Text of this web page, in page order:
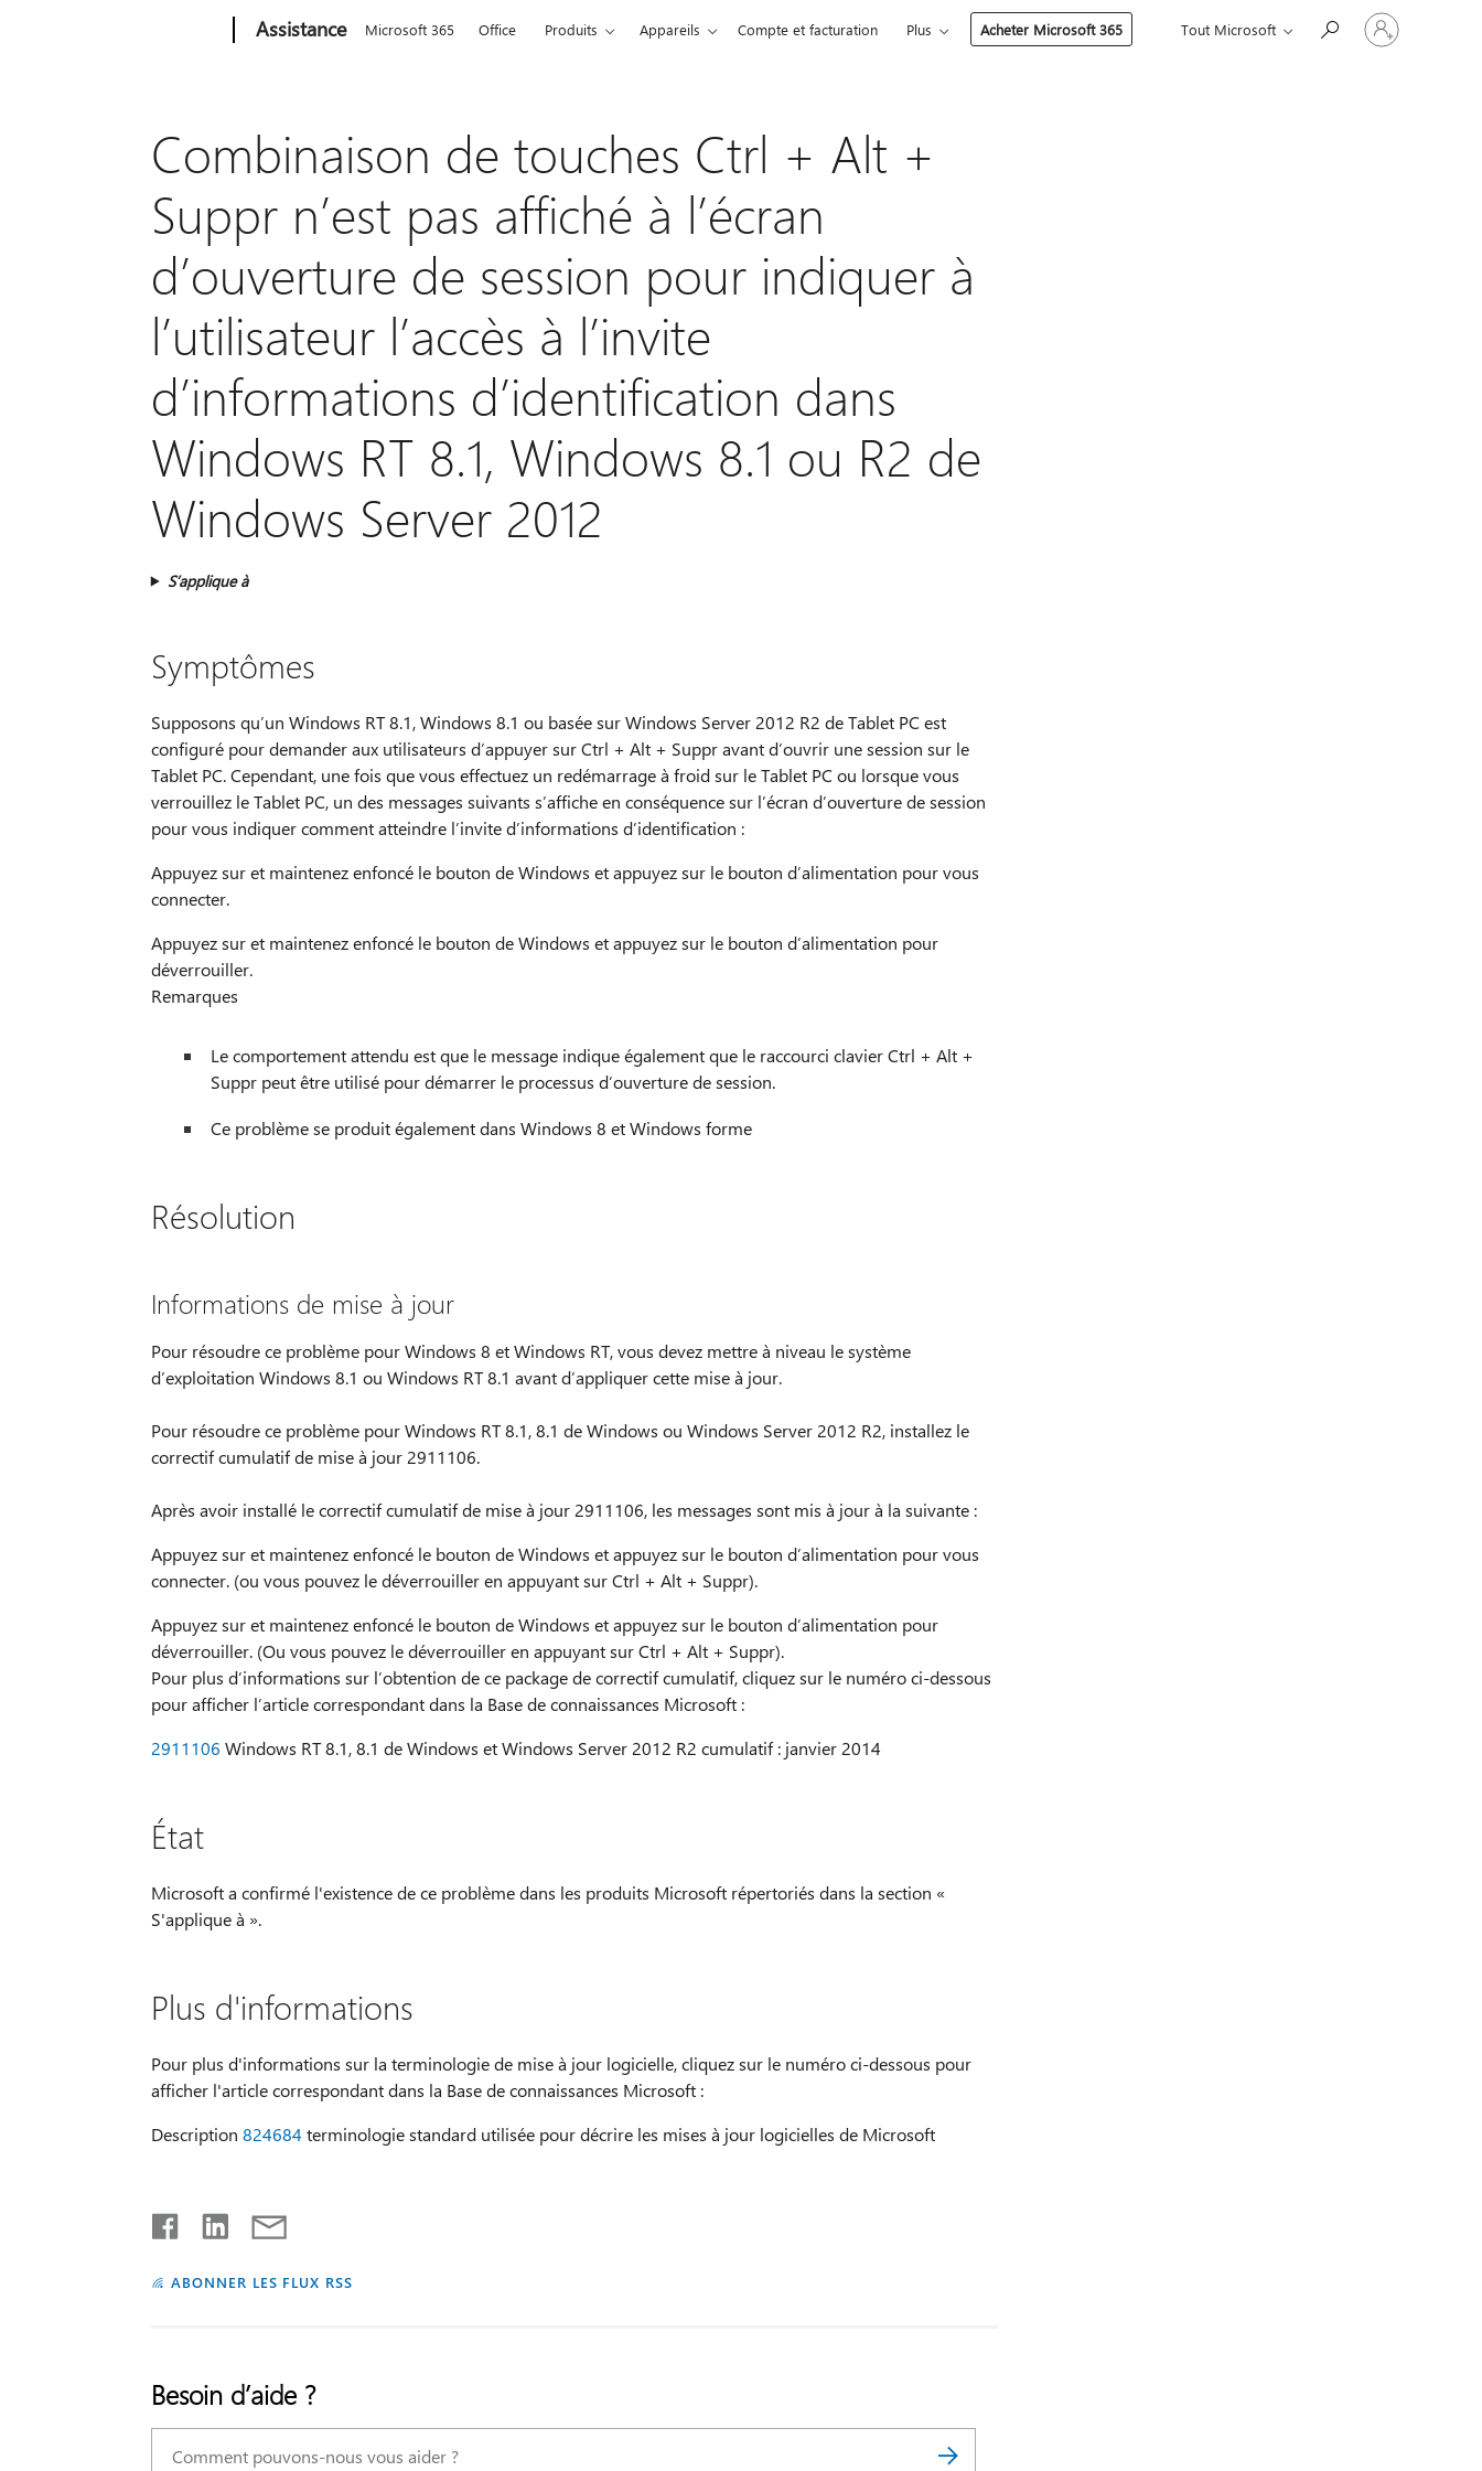
Assistance Microsoft 365 Office Produits Appareils Compte et facturation Plus Acheter Microsoft 365 Tout Microsoft
Connectez-
vous
Combinaison de touches Ctrl + Alt +
Suppr n’est pas affiché à l’écran
d’ouverture de session pour indiquer à
l’utilisateur l’accès à l’invite
d’informations d’identification dans
Windows RT 8.1, Windows 8.1 ou R2 de
Windows Server 2012
S’applique à
Symptômes
Supposons qu’un Windows RT 8.1, Windows 8.1 ou basée sur Windows Server 2012 R2 de Tablet PC est
configuré pour demander aux utilisateurs d’appuyer sur Ctrl + Alt + Suppr avant d’ouvrir une session sur le
Tablet PC. Cependant, une fois que vous effectuez un redémarrage à froid sur le Tablet PC ou lorsque vous
verrouillez le Tablet PC, un des messages suivants s’affiche en conséquence sur l’écran d’ouverture de session
pour vous indiquer comment atteindre l’invite d’informations d’identification :
Appuyez sur et maintenez enfoncé le bouton de Windows et appuyez sur le bouton d’alimentation pour vous
connecter.
Appuyez sur et maintenez enfoncé le bouton de Windows et appuyez sur le bouton d’alimentation pour
déverrouiller.
Remarques
Le comportement attendu est que le message indique également que le raccourci clavier Ctrl + Alt +
Suppr peut être utilisé pour démarrer le processus d’ouverture de session.
Ce problème se produit également dans Windows 8 et Windows forme
Résolution
Informations de mise à jour
Pour résoudre ce problème pour Windows 8 et Windows RT, vous devez mettre à niveau le système
d’exploitation Windows 8.1 ou Windows RT 8.1 avant d’appliquer cette mise à jour.
Pour résoudre ce problème pour Windows RT 8.1, 8.1 de Windows ou Windows Server 2012 R2, installez le
correctif cumulatif de mise à jour 2911106.
Après avoir installé le correctif cumulatif de mise à jour 2911106, les messages sont mis à jour à la suivante :
Appuyez sur et maintenez enfoncé le bouton de Windows et appuyez sur le bouton d’alimentation pour vous
connecter. (ou vous pouvez le déverrouiller en appuyant sur Ctrl + Alt + Suppr).
Appuyez sur et maintenez enfoncé le bouton de Windows et appuyez sur le bouton d’alimentation pour
déverrouiller. (Ou vous pouvez le déverrouiller en appuyant sur Ctrl + Alt + Suppr).
Pour plus d’informations sur l’obtention de ce package de correctif cumulatif, cliquez sur le numéro ci-dessous
pour afficher l’article correspondant dans la Base de connaissances Microsoft :
2911106 Windows RT 8.1, 8.1 de Windows et Windows Server 2012 R2 cumulatif : janvier 2014
État
Microsoft a confirmé l'existence de ce problème dans les produits Microsoft répertoriés dans la section «
S'applique à ».
Plus d'informations
Pour plus d'informations sur la terminologie de mise à jour logicielle, cliquez sur le numéro ci-dessous pour
afficher l'article correspondant dans la Base de connaissances Microsoft :
Description 824684 terminologie standard utilisée pour décrire les mises à jour logicielles de Microsoft
ABONNER LES FLUX RSS
Besoin d’aide ?